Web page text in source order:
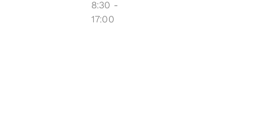
8:30 -
17:00